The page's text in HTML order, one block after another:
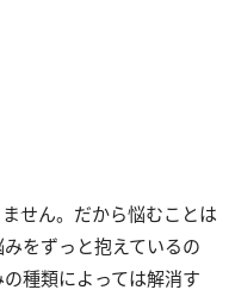
せん。だから悩むことは
をずっと抱えているの
種類によっては解消す